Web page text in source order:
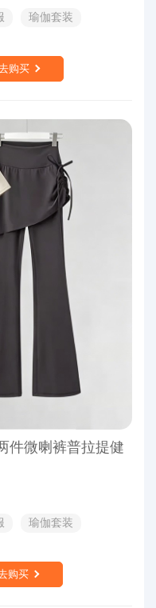
瑜伽套装
购买
件微喇裤普拉提健
瑜伽套装
购买